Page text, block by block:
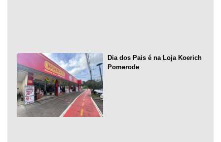
Dia dos Pais é na Loja Koerich
Pomerode